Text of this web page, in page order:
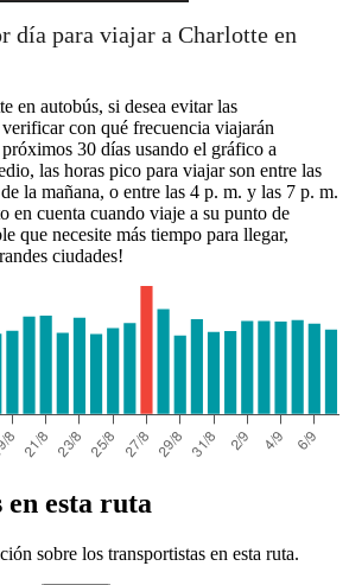
día para viajar a Charlotte en
en autobús, si desea evitar las
con qué frecuencia viajarán
30 días usando el gráfico a
las horas pico para viajar son entre las
la mañana, o entre las 4 p. m. y las 7 p. m.
en cuenta cuando viaje a su punto de
que necesite más tiempo para llegar,
ciudades!
esta ruta
sobre los transportistas en esta ruta.